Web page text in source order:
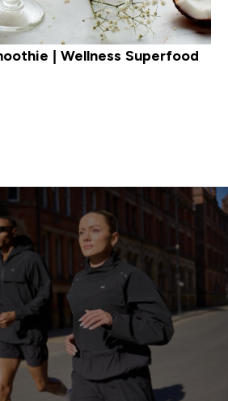
| Wellness Superfood